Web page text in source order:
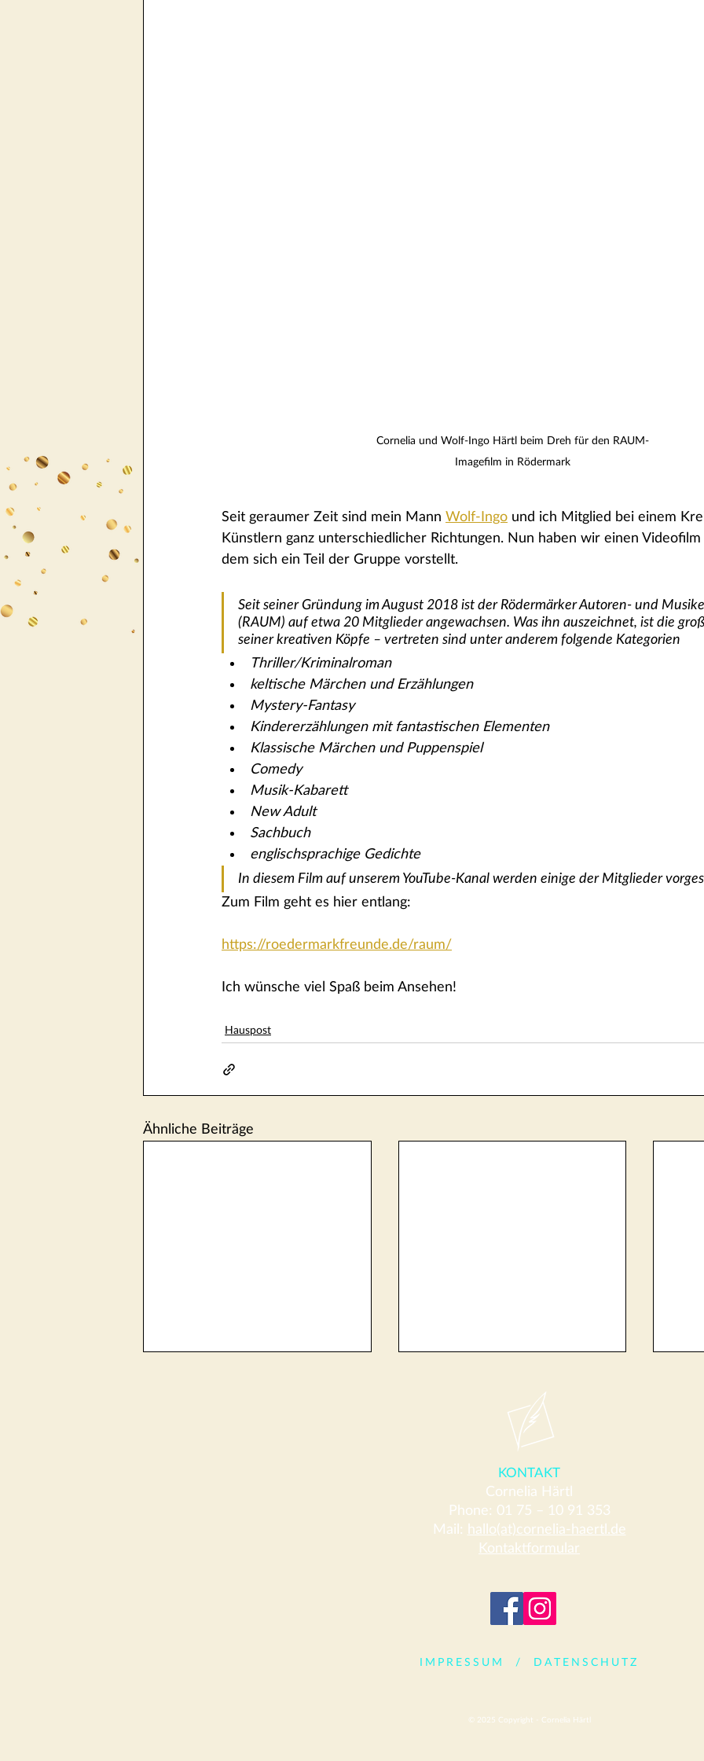
Cornelia und Wolf-Ingo Härtl beim Dreh für den RAUM-
Imagefilm in Rödermark
Seit geraumer Zeit sind mein Mann Wolf-Ingo und ich Mitglied bei einem
Künstlern ganz unterschiedlicher Richtungen. Nun haben wir einen
dem sich ein Teil der Gruppe vorstellt.
Seit seiner Gründung im August 2018 ist der Rödermärker Autoren- und
(RAUM) auf etwa 20 Mitglieder angewachsen. Was ihn auszeichnet, ist die
seiner kreativen Köpfe – vertreten sind unter anderem folgende Kategorien
Thriller/Kriminalroman
keltische Märchen und Erzählungen
Mystery-Fantasy
Kindererzählungen mit fantastischen Elementen
Klassische Märchen und Puppenspiel
Comedy
Musik-Kabarett
New Adult
Sachbuch
englischsprachige Gedichte
In diesem Film auf unserem YouTube-Kanal werden einige der Mitglieder
Zum Film geht es hier entlang:
https://roedermarkfreunde.de/raum/
Ich wünsche viel Spaß beim Ansehen!
Hauspost
Ähnliche Beiträge
Wer schreibt im Raum
Frankfurt, Offenbach,
Darmstadt?
KONTAKT
Cornelia Härtl
Phone: 01 75 – 10 91 353
Mail: hallo(at)cornelia-haertl.de
Kontaktformular
IMPRESSUM / DATENSCHUTZ
© 2025 Copyright - Cornelia Härtl